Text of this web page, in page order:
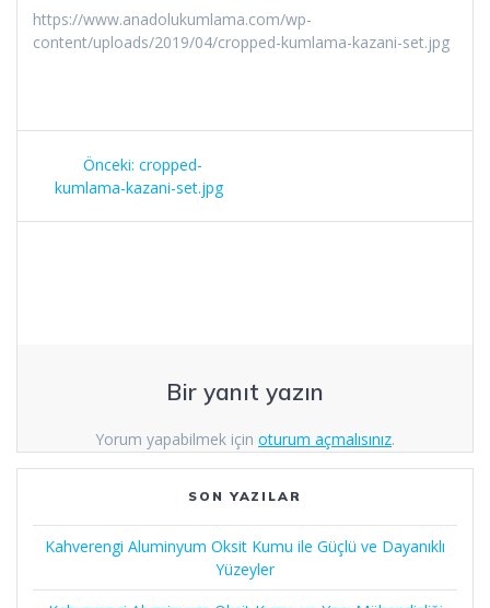
https://www.anadolukumlama.com/wp-
content/uploads/2019/04/cropped-kumlama-kazani-set.jpg
Yazı
gezinmesi
Önceki: Önceki
yazı:
cropped-
kumlama-kazani-set.jpg
Bir yanıt yazın
Yorum yapabilmek için oturum açmalısınız.
SON YAZILAR
Kahverengi Aluminyum Oksit Kumu ile Güçlü ve Dayanıklı
Yüzeyler